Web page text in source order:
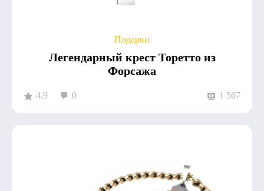
Подарки
Легендарный крест Торетто из
Форсажа
4.9 0 1 567